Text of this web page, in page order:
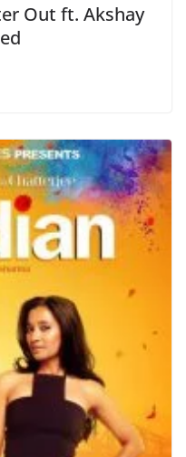
Out ft. Akshay